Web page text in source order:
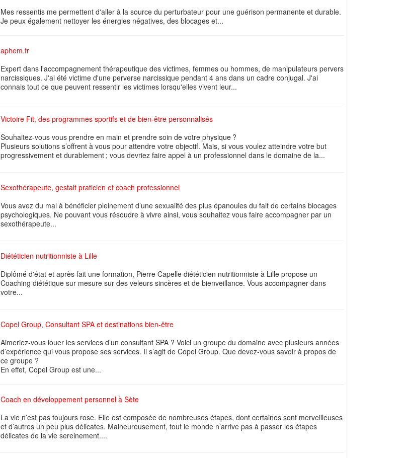
Mes ressentis me permettent d'aller à la source du perturbateur pour une guérison permanente et durable.
Je peux également nettoyer les énergies négatives, des blocages et...
aphem.fr
Expert dans l'accompagnement thérapeutique des victimes, femmes ou hommes, de manipulateurs pervers
narcissiques. J'ai été victime d'une perverse narcissique pendant 4 ans dans un cadre conjugal. J'ai
connais tout ce que peuvent ressentir les victimes lorsqu'elles vivent leur...
Victoire Fit, des programmes sportifs et de bien-être personnalisés
Souhaitez-vous vous prendre en main et prendre soin de votre physique ?
Plusieurs solutions s’offrent à vous pour attendre votre objectif. Mais, si vous voulez atteindre votre but
progressivement et durablement ; vous devriez faire appel à un professionnel dans le domaine de la...
Sexothérapeute, gestalt praticien et coach professionnel
Vous avez du mal à bénéficier pleinement d’une sexualité des plus épanouies du fait de certains blocages
psychologiques. Ne pouvant vous résoudre à vivre ainsi, vous souhaitez vous faire accompagner par un
sexothérapeute...
Diététicien nutritionniste à Lille
Diplômé d'état et après fait une formation, Pierre Capelle diététicien nutritionniste à Lille propose un
Coaching diététique sur mesure sur des veleurs sincères et de bienveillance. Vous accompagner dans
votre...
Copel Group, Consultant SPA et destinations bien-être
Aimeriez-vous louer les services d’un consultant SPA ? Voici un groupe du domaine avec plusieurs années
d’expérience qui vous propose ses services. Il s’agit de Copel Group. Que devez-vous savoir à propos de
ce groupe ?
En effet, Copel Group est une...
Coach en développement personnel à Sète
La vie n’est pas toujours rose. Elle est composée de nombreuses étapes, dont certaines sont merveilleuses
et d’autres un peu plus délicates. Malheureusement, tout le monde n’arrive pas à passer les étapes
délicates de la vie sereinement....